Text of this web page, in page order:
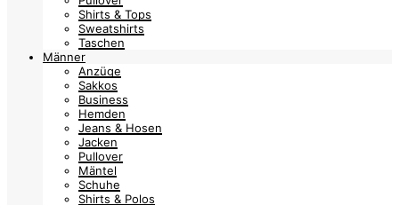
Shirts & Tops
Sweatshirts
Taschen
Männer
Anzüge
Sakkos
Business
Hemden
Jeans & Hosen
Jacken
Pullover
Mäntel
Schuhe
Shirts & Polos